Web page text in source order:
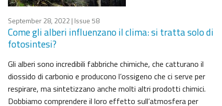
September 28, 2022| Issue 58
Come gli alberi influenzano il clima: si tratta solo di
fotosintesi?
Gli alberi sono incredibili fabbriche chimiche, che catturano il
diossido di carbonio e producono l’ossigeno che ci serve per
respirare, ma sintetizzano anche molti altri prodotti chimici.
Dobbiamo comprendere il loro effetto sull’atmosfera per